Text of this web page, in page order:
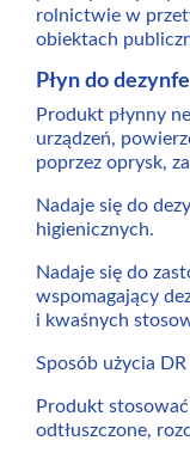
rolnictwie w
obiektach
Płyn do
Produkt płynny
urządzeń,
poprzez oprysk,
Nadaje się do
higienicznych.
Nadaje się do
wspomagający
i kwaśnych
Sposób użycia
Produkt
odtłuszczone,